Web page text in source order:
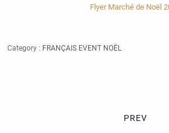
Flyer Marché de Noël
Category : FRANÇAIS EVENT NOËL
PREV